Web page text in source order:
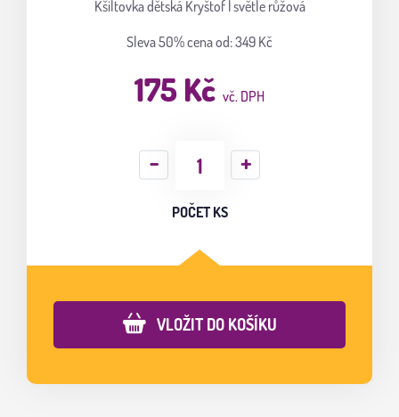
Kšiltovka dětská Kryštof | světle růžová
Sleva 50%cena od: 349 Kč
175 Kč vč. DPH
POČET KS
VLOŽIT DO KOŠÍKU